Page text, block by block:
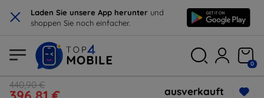
× Laden Sie unsere App herunter und
shoppen Sie noch einfacher.
0
440,90 €
ausverkauft